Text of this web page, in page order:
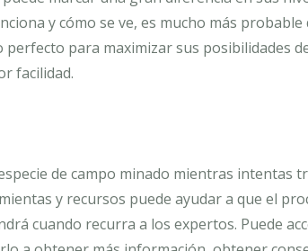
y cómo se ve, es mucho más probable
para maximizar sus posibilidades
facilidad.
de campo minado mientras intentas
y recursos puede ayudar a que el
cuando recurra a los expertos. Puede